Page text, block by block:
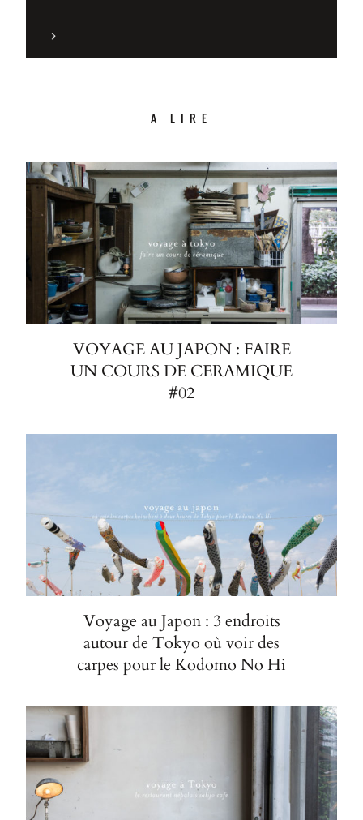
A LIRE
VOYAGE AU JAPON : FAIRE
UN COURS DE CERAMIQUE
#02
Voyage au Japon : 3 endroits
autour de Tokyo où voir des
carpes pour le Kodomo No Hi